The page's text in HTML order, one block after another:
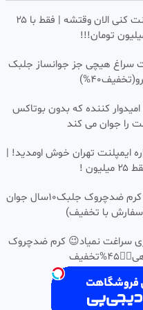
• 1 سال پیش • بازنشر شده
عصا و شمشیر فصل
اگر میخوای ایمپلنت کنی الان وقتشه | فقط با ۲۵
تومان!!!
سراغ هیچی جز جوانساز جلبک
کننده که بدون بوتاکس
را جوان می کند
ایمپلنت تهران خوش اومدید! |
میلیون !
این آقای58ساله با کرم ضدچروک جلبک10سال جوان
با تخفیف)
سراغت نمیاد😉 کرم ضدچروک